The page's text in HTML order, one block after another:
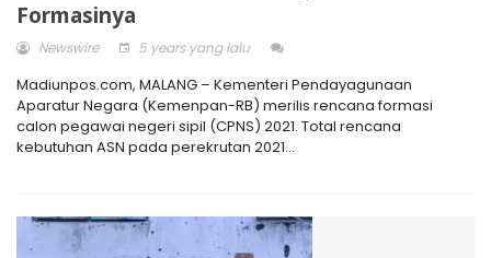
Formasinya
Newswire 5 years yang lalu
Madiunpos.com, MALANG – Kementeri Pendayagunaan
Aparatur Negara (Kemenpan-RB) merilis rencana formasi
calon pegawai negeri sipil (CPNS) 2021. Total rencana
kebutuhan ASN pada perekrutan 2021...